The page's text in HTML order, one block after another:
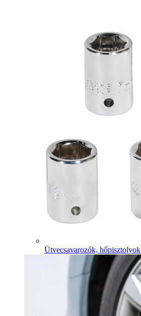
Ütvecsavarozók, hőpisztolyok